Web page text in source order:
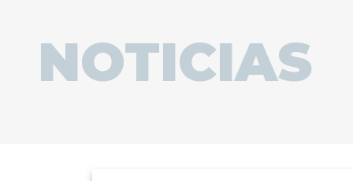
NOTICIAS